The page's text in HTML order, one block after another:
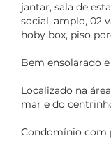
jantar, sala de
social, amplo, 02
hoby box, piso
Bem ensolarado
Localizado na
mar e do
Condomínio com